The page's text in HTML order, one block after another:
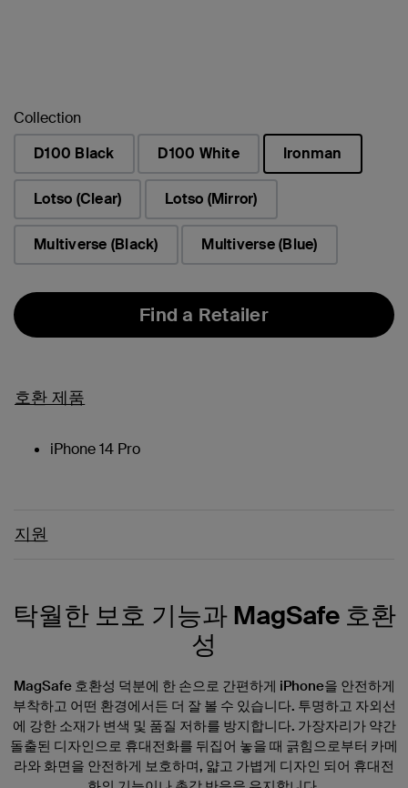
Collection
D100 Black
D100 White
Ironman
선택됨
Lotso (Clear)
Lotso (Mirror)
Multiverse (Black) Multiverse (Blue)
Find a Retailer
호환 제품
iPhone 14 Pro
지원
탁월한 보호 기능과 MagSafe 호환
성
MagSafe 호환성 덕분에 한 손으로 간편하게 iPhone을 안전하게
부착하고 어떤 환경에서든 더 잘 볼 수 있습니다. 투명하고 자외선
에 강한 소재가 변색 및 품질 저하를 방지합니다. 가장자리가 약간
돌출된 디자인으로 휴대전화를 뒤집어 놓을 때 긁힘으로부터 카메
라와 화면을 안전하게 보호하며, 얇고 가볍게 디자인 되어 휴대전